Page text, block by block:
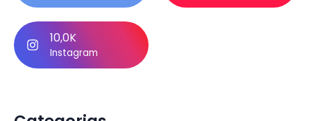
10,0K
Instagram